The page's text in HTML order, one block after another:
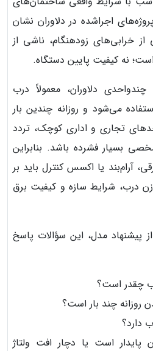
اجراشده در دلاوران نشان
خرابی‌های زودهنگام، ناشی از
نه کیفیت پایین دستگاه.
دلاوران، معمولاً درب
می‌شود و روزانه چندین بار
تجاری و اداری کوچک، تردد
بسیار فشرده باشد. بنابراین
آرام‌بند یا اکسس کنترل باید بر
درب، شرایط سازه و کیفیت برق
مدل، این سؤالات پاسخ
چقدر است؟
روزانه چند بار است؟
دارد؟
است یا دچار افت ولتاژ